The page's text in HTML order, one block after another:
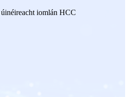
iomlán HCC